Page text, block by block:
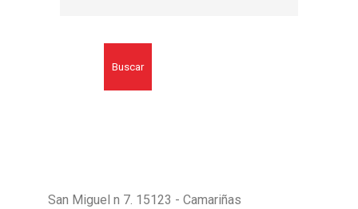
Buscar
San Miguel n 7. 15123 - Camariñas